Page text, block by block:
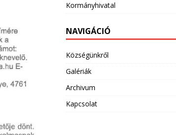
Kormányhivatal
NAVIGÁCIÓ
Községünkről
Galériák
Archivum
Kapcsolat